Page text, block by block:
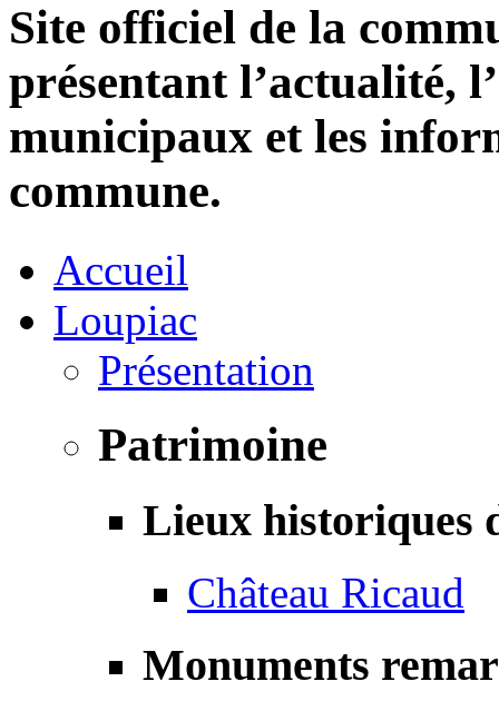
Site officiel de la
présentant l’actualité,
municipaux et les
commune.
Accueil
Loupiac
Présentation
Patrimoine
Lieux historiques
Château Ricaud
Monuments